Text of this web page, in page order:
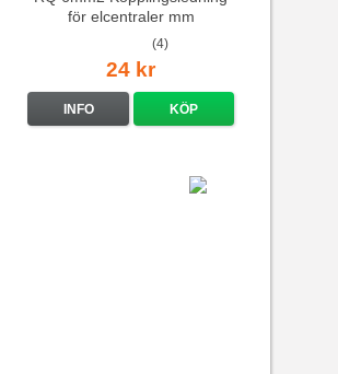
för elcentraler mm
(4)
24 kr
INFO KÖP